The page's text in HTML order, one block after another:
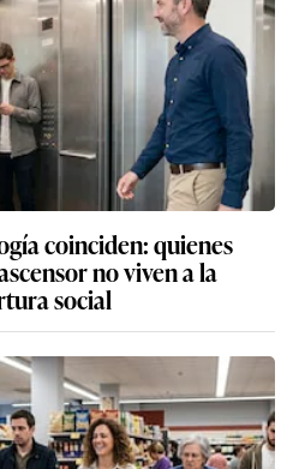
coinciden: quienes
no viven a la
social